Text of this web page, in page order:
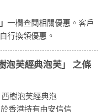
一欄查閱相關優惠。客戶
行換領優惠。
泡芙經典泡芙」 之條
西樹泡芙經典泡
香港持有由安信信